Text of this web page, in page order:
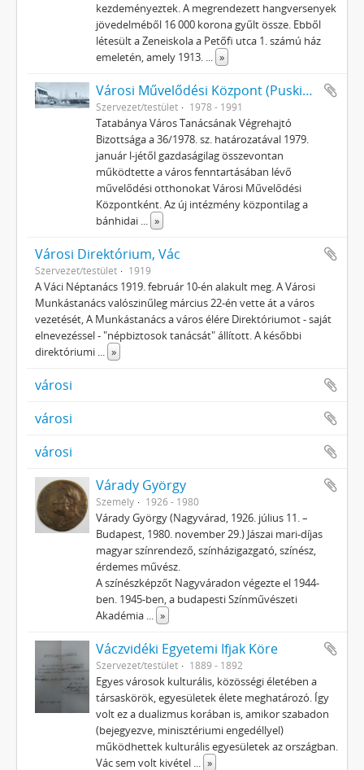
kezdeményeztek. A megrendezett hangversenyek
jövedelméből 16 000 korona gyűlt össze. Ebből
létesült a Zeneiskola a Petőfi utca 1. számú ház
emeletén, amely 1913. ... »
Városi Művelődési Központ (Puskin Művelődési Központ)
Szervezet/testület 1978 - 1991
Tatabánya Város Tanácsának Végrehajtó
Bizottsága a 36/1978. sz. határozatával 1979.
január l-jétől gazdaságilag összevontan
működtette a város fenntartásában lévő
művelődési otthonokat Városi Művelődési
Központként. Az új intézmény központilag a
bánhidai ... »
Városi Direktórium, Vác
Szervezet/testület 1919
A Váci Néptanács 1919. február 10-én alakult meg. A Városi
Munkástanács valószinűleg március 22-én vette át a város
vezetését, A Munkástanács a város élére Direktóriumot - saját
elnevezéssel - "népbiztosok tanácsát" állított. A későbbi
direktóriumi ... »
városi
városi
városi
Várady György
Személy 1926 - 1980
Várady György (Nagyvárad, 1926. július 11. –
Budapest, 1980. november 29.) Jászai mari-díjas
magyar színrendező, színházigazgató, színész,
érdemes művész.
A színészképzőt Nagyváradon végezte el 1944-
ben. 1945-ben, a budapesti Színművészeti
Akadémia ... »
Váczvidéki Egyetemi Ifjak Köre
Szervezet/testület 1889 - 1892
Egyes városok kulturális, közösségi életében a
társaskörök, egyesületek élete meghatározó. Így
volt ez a dualizmus korában is, amikor szabadon
(bejegyezve, minisztériumi engedéllyel)
működhettek kulturális egyesületek az országban.
Vác sem volt kivétel ... »